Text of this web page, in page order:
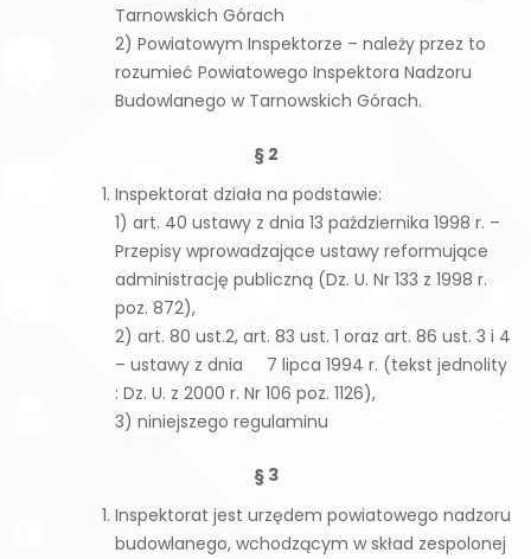
Tarnowskich Górach
2) Powiatowym Inspektorze – należy przez to
rozumieć Powiatowego Inspektora Nadzoru
Budowlanego w Tarnowskich Górach.
§ 2
Inspektorat działa na podstawie:
1) art. 40 ustawy z dnia 13 października 1998 r. –
Przepisy wprowadzające ustawy reformujące
administrację publiczną (Dz. U. Nr 133 z 1998 r.
poz. 872),
2) art. 80 ust.2, art. 83 ust. 1 oraz art. 86 ust. 3 i 4
– ustawy z dnia 7 lipca 1994 r. (tekst jednolity
: Dz. U. z 2000 r. Nr 106 poz. 1126),
3) niniejszego regulaminu
§ 3
Inspektorat jest urzędem powiatowego nadzoru
budowlanego, wchodzącym w skład zespolonej